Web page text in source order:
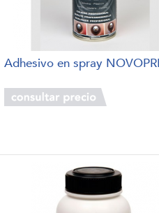
Adhesivo en spray